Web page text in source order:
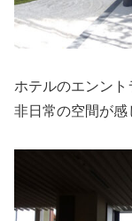
ホテルのエンン
非日常の空間が感